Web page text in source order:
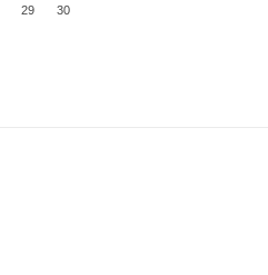
29 30